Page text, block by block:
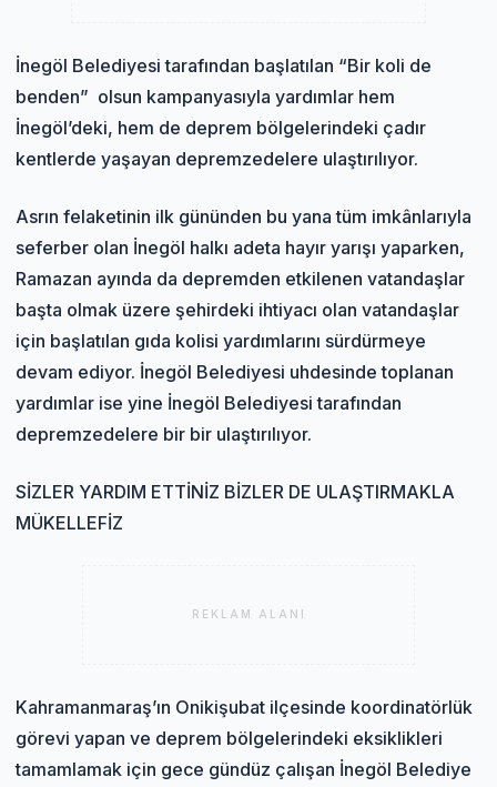
İnegöl Belediyesi tarafından başlatılan “Bir koli de
benden” olsun kampanyasıyla yardımlar hem
İnegöl’deki, hem de deprem bölgelerindeki çadır
kentlerde yaşayan depremzedelere ulaştırılıyor.
Asrın felaketinin ilk gününden bu yana tüm imkânlarıyla
seferber olan İnegöl halkı adeta hayır yarışı yaparken,
Ramazan ayında da depremden etkilenen vatandaşlar
başta olmak üzere şehirdeki ihtiyacı olan vatandaşlar
için başlatılan gıda kolisi yardımlarını sürdürmeye
devam ediyor. İnegöl Belediyesi uhdesinde toplanan
yardımlar ise yine İnegöl Belediyesi tarafından
depremzedelere bir bir ulaştırılıyor.
SİZLER YARDIM ETTİNİZ BİZLER DE ULAŞTIRMAKLA
MÜKELLEFİZ
REKLAM ALANI
Kahramanmaraş’ın Onikişubat ilçesinde koordinatörlük
görevi yapan ve deprem bölgelerindeki eksiklikleri
tamamlamak için gece gündüz çalışan İnegöl Belediye